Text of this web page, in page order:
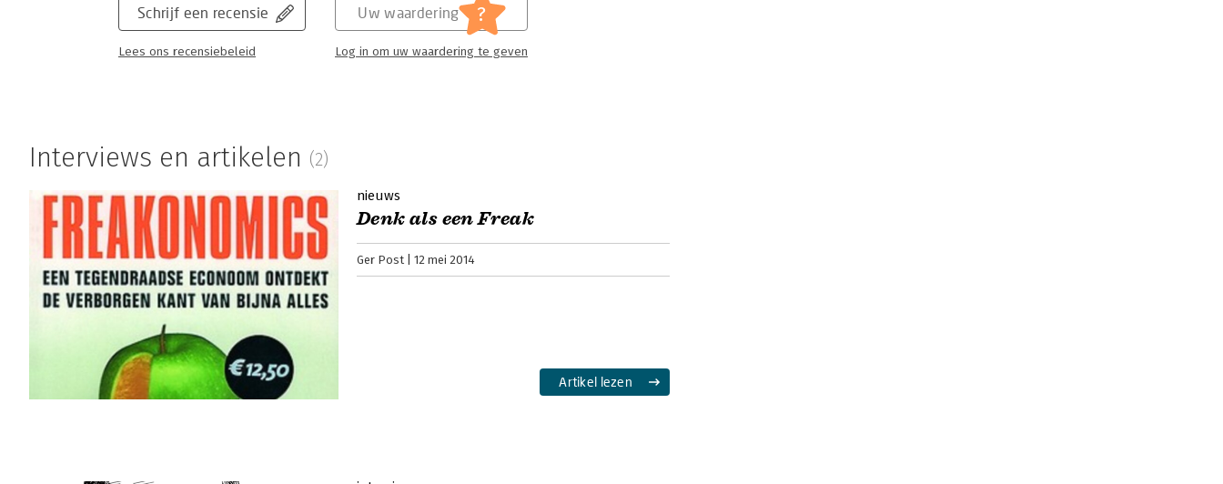
Schrijf een recensie
Lees ons recensiebeleid
Uw waardering ?
Log in om uw waardering te geven
Interviews en artikelen (2)
nieuws
Denk als een Freak
Ger Post 12 mei 2014
Artikel lezen